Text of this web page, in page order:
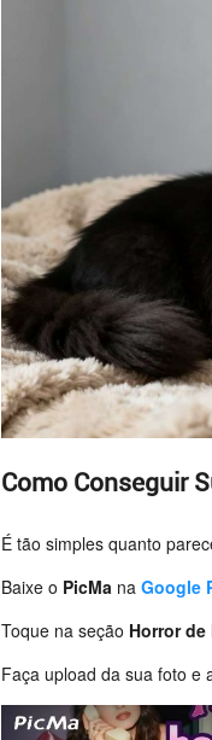
Como Conseguir
É tão simples quanto
Baixe o PicMa naGoogle
Toque na seção Horror de
Faça upload da sua foto e